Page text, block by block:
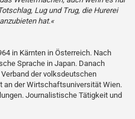
Lug und Trug, die Hurerei
hat.«
in Kärnten in Österreich. Nach
Sprache in Japan. Danach
der volksdeutschen
an der Wirtschaftsuniversität Wien.
Journalistische Tätigkeit und